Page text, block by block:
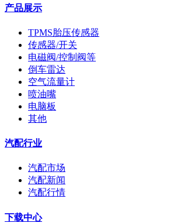
产品展示
TPMS胎压传感器
传感器/开关
电磁阀/控制阀等
倒车雷达
空气流量计
喷油嘴
电脑板
其他
汽配行业
汽配市场
汽配新闻
汽配行情
下载中心